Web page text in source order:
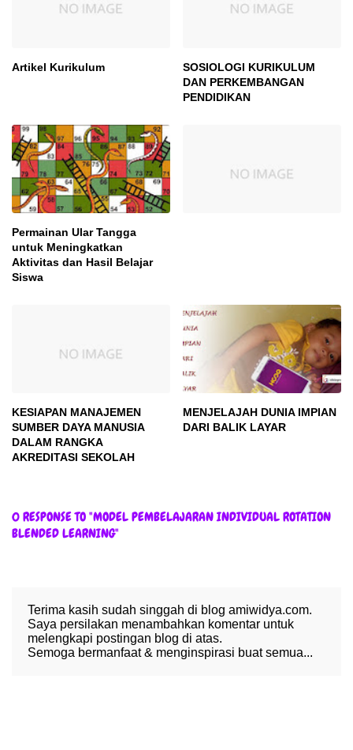
Artikel Kurikulum
SOSIOLOGI KURIKULUM
DAN PERKEMBANGAN
PENDIDIKAN
Permainan Ular Tangga
untuk Meningkatkan
Aktivitas dan Hasil Belajar
Siswa
KESIAPAN MANAJEMEN
SUMBER DAYA MANUSIA
DALAM RANGKA
AKREDITASI SEKOLAH
MENJELAJAH DUNIA IMPIAN
DARI BALIK LAYAR
0 RESPONSE TO "MODEL PEMBELAJARAN INDIVIDUAL ROTATION
BLENDED LEARNING"
Terima kasih sudah singgah di blog amiwidya.com.
Saya persilakan menambahkan komentar untuk
melengkapi postingan blog di atas.
Semoga bermanfaat & menginspirasi buat semua...